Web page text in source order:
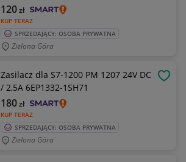
KUP TERAZ
120zł
SPRZEDAJĄCY: OSOBA PRYWATNA
Zielona Góra
Zasilacz dla S7-1200 PM 1207 24V DC
/ 2,5A 6EP1332-1SH71
KUP TERAZ
180zł
SPRZEDAJĄCY: OSOBA PRYWATNA
Zielona Góra